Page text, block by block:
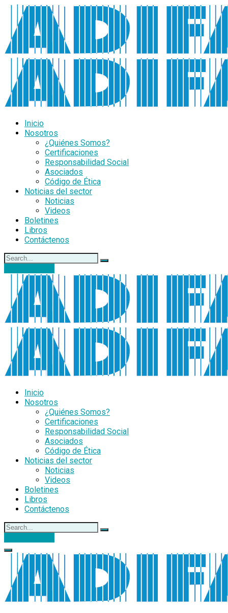
Inicio
Nosotros
¿Quiénes Somos?
Certificaciones
Responsabilidad Social
Asociados
Código de Ética
Noticias del sector
Noticias
Videos
Boletines
Libros
Contáctenos
Inicio
Nosotros
¿Quiénes Somos?
Certificaciones
Responsabilidad Social
Asociados
Código de Ética
Noticias del sector
Noticias
Videos
Boletines
Libros
Contáctenos